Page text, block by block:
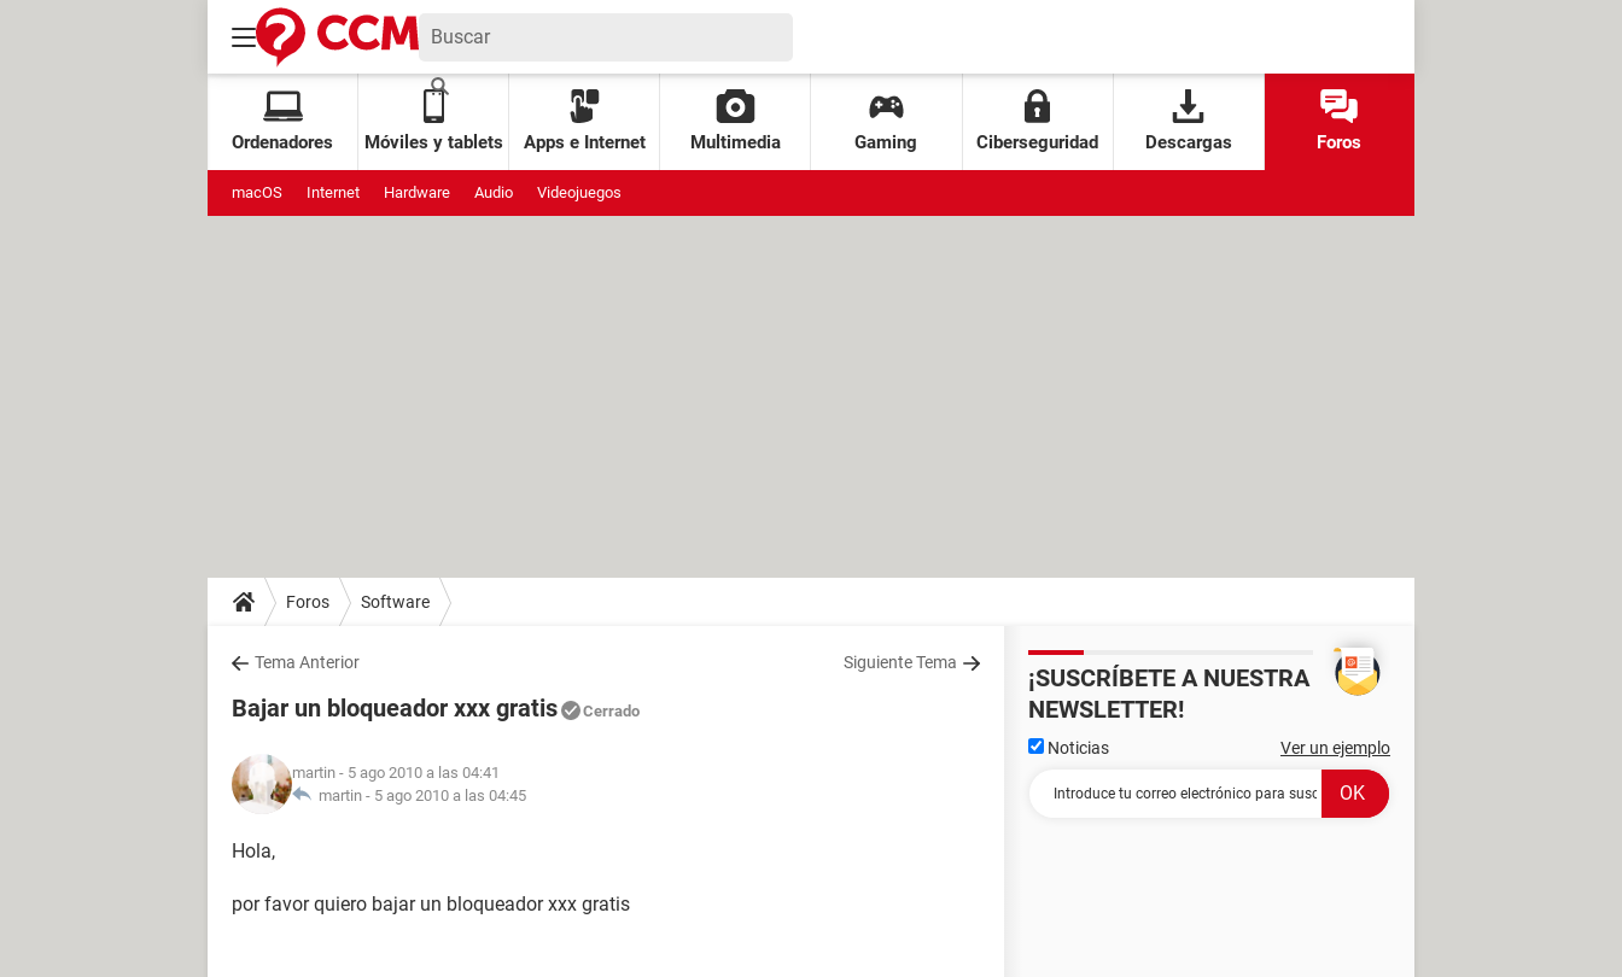
Ordenadores Móviles y tablets Apps e Internet Multimedia Gaming Ciberseguridad Descargas Foros
macOS Internet Hardware Audio Videojuegos
Foros Software
Tema Anterior Siguiente Tema
Bajar un bloqueador xxx gratis Cerrado
martin - 5 ago 2010 a las 04:41
martin - 5 ago 2010 a las 04:45
Hola,
por favor quiero bajar un bloqueador xxx gratis
¡SUSCRÍBETE A NUESTRA
NEWSLETTER!
Noticias Ver un ejemplo